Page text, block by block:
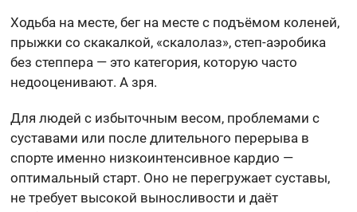
Ходьба на месте, бег на месте с подъёмом коленей,
прыжки со скакалкой, «скалолаз», степ-аэробика
без степпера — это категория, которую часто
недооценивают. А зря.
Для людей с избыточным весом, проблемами с
суставами или после длительного перерыва в
спорте именно низкоинтенсивное кардио —
оптимальный старт. Оно не перегружает суставы,
не требует высокой выносливости и даёт